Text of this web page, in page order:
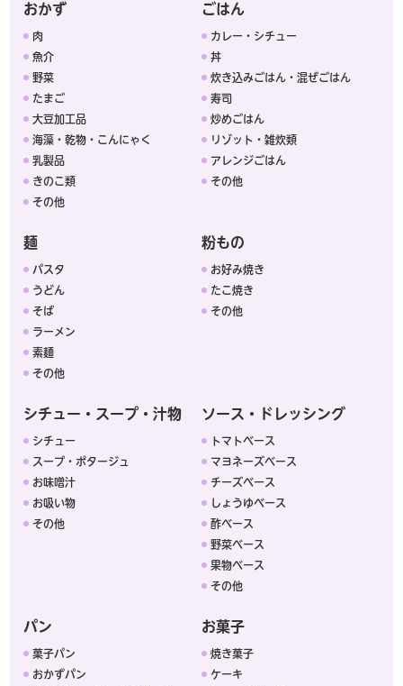
おかず
肉
魚介
野菜
たまご
大豆加工品
海藻・乾物・こんにゃく
乳製品
きのこ類
その他
ごはん
カレー・シチュー
丼
炊き込みごはん・混ぜごはん
寿司
炒めごはん
リゾット・雑炊類
アレンジごはん
その他
麺
パスタ
うどん
そば
ラーメン
素麺
その他
粉もの
お好み焼き
たこ焼き
その他
シチュー・スープ・汁物
シチュー
スープ・ポタージュ
お味噌汁
お吸い物
その他
ソース・ドレッシング
トマトベース
マヨネーズベース
チーズベース
しょうゆベース
酢ベース
野菜ベース
果物ベース
その他
パン
菓子パン
おかずパン
お菓子
焼き菓子
ケーキ